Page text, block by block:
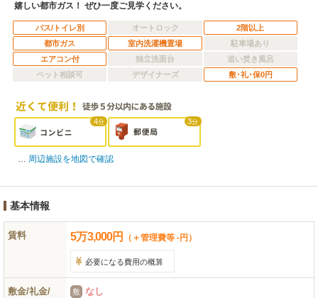
嬉しい都市ガス！ ぜひ一度ご見学ください。
バス/トイレ別 オートロック
2階以上
都市ガス
室内洗濯機置場
駐車場あり
エアコン付
独立洗面台
追い焚き風呂
ペット相談可
デザイナーズ 敷･礼･保0円
4分 3分
周辺施設を地図で確認
基本情報
賃料 5万3,000円 （＋管理費等 -円）
必要になる費用の概算
敷金/礼金/
敷 なし